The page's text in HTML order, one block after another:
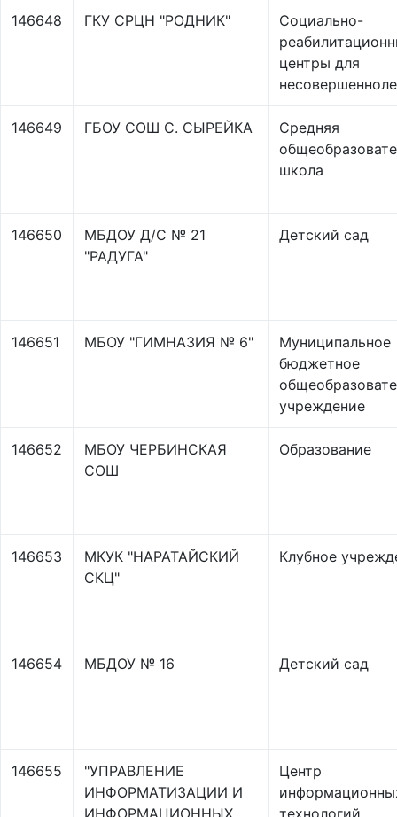
146648 ГКУ СРЦН "РОДНИК"
Социально-
центры для
146649 ГБОУ СОШ С. СЫРЕЙКА
Средняя
школа
146650
МБДОУ Д/С № 21
"РАДУГА"
Детский сад
146651 МБОУ "ГИМНАЗИЯ № 6"
Муниципальное
бюджетное
учреждение
146652
МБОУ ЧЕРБИНСКАЯ
СОШ
Образование
146653
МКУК "НАРАТАЙСКИЙ
СКЦ"
Клубное
146654 МБДОУ № 16 Детский сад
146655
"УПРАВЛЕНИЕ
ИНФОРМАТИЗАЦИИ И
ИНФОРМАЦИОННЫХ
Центр
технологий